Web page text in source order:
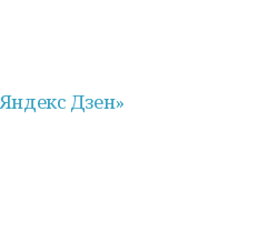
Дзен»